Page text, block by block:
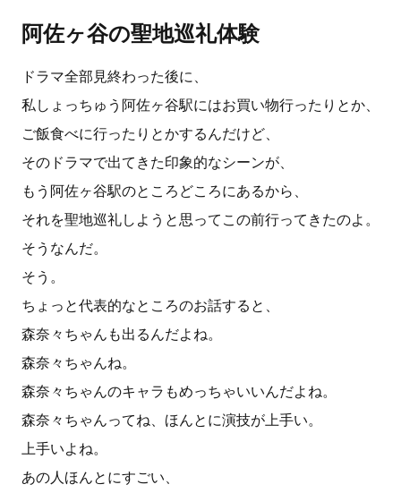
阿佐ヶ谷の聖地巡礼体験
ドラマ全部見終わった後に、
私しょっちゅう阿佐ヶ谷駅にはお買い物行ったりとか、
ご飯食べに行ったりとかするんだけど、
そのドラマで出てきた印象的なシーンが、
もう阿佐ヶ谷駅のところどころにあるから、
それを聖地巡礼しようと思ってこの前行ってきたのよ。
そうなんだ。
そう。
ちょっと代表的なところのお話すると、
森奈々ちゃんも出るんだよね。
森奈々ちゃんね。
森奈々ちゃんのキャラもめっちゃいいんだよね。
森奈々ちゃんってね、ほんとに演技が上手い。
上手いよね。
あの人ほんとにすごい、